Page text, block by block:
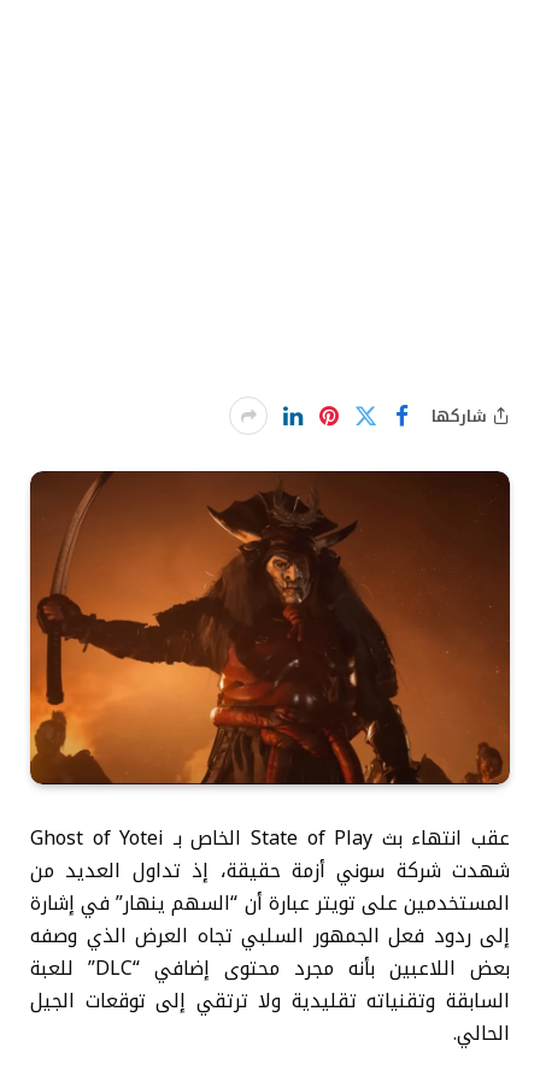
شاركها
عقب انتهاء بث State of Play الخاص بـ Ghost of Yotei
شهدت شركة سوني أزمة حقيقة، إذ تداول العديد من
المستخدمين على تويتر عبارة أن “السهم ينهار” في إشارة
إلى ردود فعل الجمهور السلبي تجاه العرض الذي وصفه
بعض اللاعبين بأنه مجرد محتوى إضافي “DLC” للعبة
السابقة وتقنياته تقليدية ولا ترتقي إلى توقعات الجيل
الحالي.